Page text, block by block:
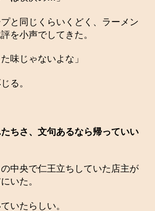
と同じくらいくどく、ラーメン
を小声でしてきた。
味じゃないよな」
る。
たちさ、文句あるなら帰っていい
中央で仁王立ちしていた店主が
いた。
いたらしい。